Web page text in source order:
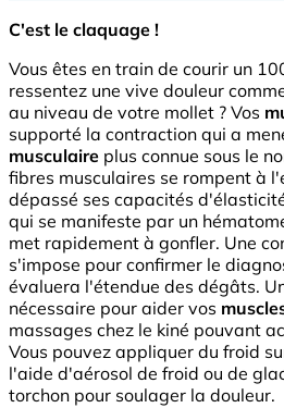
C'est le claquage !
Vous êtes en train de courir un
ressentez une vive douleur
au niveau de votre mollet ? Vos
supporté la contraction qui a
musculaire plus connue sous le
fibres musculaires se rompent à
dépassé ses capacités
qui se manifeste par un
met rapidement à gonfler. Une
s'impose pour confirmer le
évaluera l'étendue des dégâts.
nécessaire pour aider vos
massages chez le kiné pouvant
Vous pouvez appliquer du froid
l'aide d'aérosol de froid ou de
torchon pour soulager la douleur.